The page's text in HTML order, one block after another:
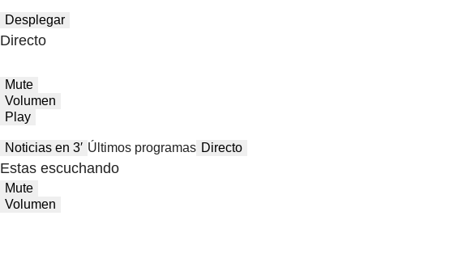
Desplegar
Directo
Mute
Volumen
Play
Noticias en 3′ Últimos programas Directo
Estas escuchando
Mute
Volumen